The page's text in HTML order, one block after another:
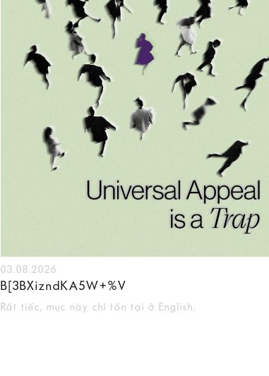
03.08.2026
B[3BXizndKA5W+%V
Rất tiếc, mục này chỉ tồn tại ở English.